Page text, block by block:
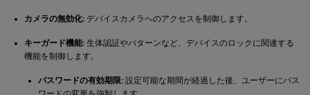
カメラの無効化: デバイスカメラへのアクセスを制御します。
キーガード機能: 生体認証やパターンなど、デバイスのロックに関連する
機能を制御します。
パスワードの有効期限: 設定可能な期間が経過した後、ユーザーにパス